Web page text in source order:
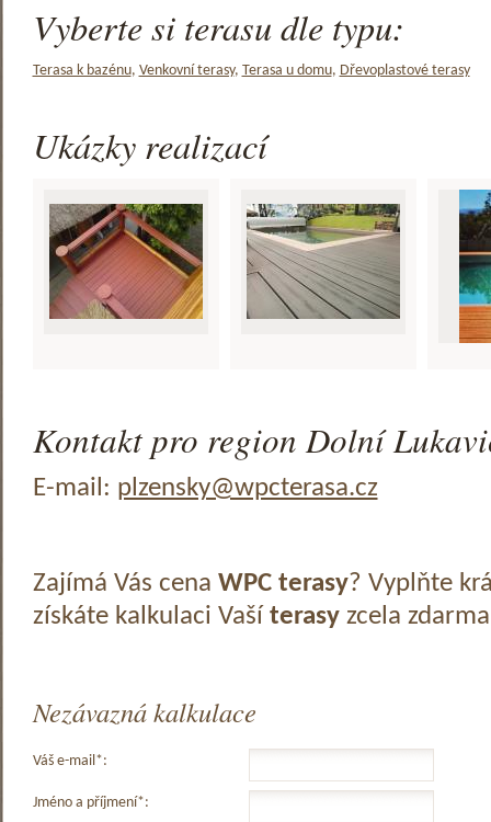
Vyberte si terasu dle typu:
Terasa k bazénu, Venkovní terasy, Terasa u domu, Dřevoplastové terasy
Ukázky realizací
Kontakt pro region Dolní
E-mail: plzensky@wpcterasa.cz
Zajímá Vás cena WPC terasy? Vyplňte
získáte kalkulaci Vaší terasyzcela
Nezávazná kalkulace
Váš e-mail*:
Jméno a příjmení*: